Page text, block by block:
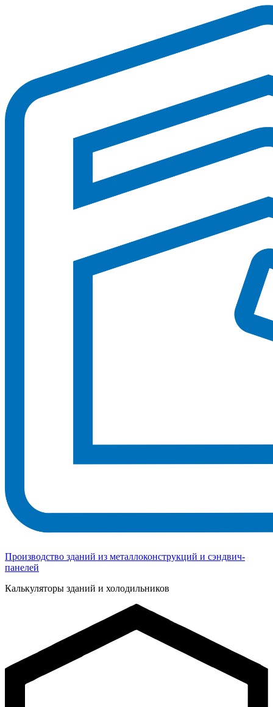
Производство зданий из металлоконструкций и сэндвич-
панелей
Калькуляторы зданий и холодильников